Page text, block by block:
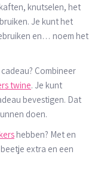
knutselen, het
Je kunt het
en… noem het
Combineer
twine. Je kunt
bevestigen. Dat
doen.
hebben? Met en
extra en een